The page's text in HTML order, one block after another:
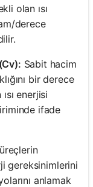
olan ısı
derece
Sabit hacim
bir derece
enerjisi
ifade
gereksinimlerini
anlamak